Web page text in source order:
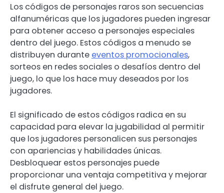
Los códigos de personajes raros son secuencias
alfanuméricas que los jugadores pueden ingresar
para obtener acceso a personajes especiales
dentro del juego. Estos códigos a menudo se
distribuyen durante eventos promocionales,
sorteos en redes sociales o desafíos dentro del
juego, lo que los hace muy deseados por los
jugadores.
El significado de estos códigos radica en su
capacidad para elevar la jugabilidad al permitir
que los jugadores personalicen sus personajes
con apariencias y habilidades únicas.
Desbloquear estos personajes puede
proporcionar una ventaja competitiva y mejorar
el disfrute general del juego.